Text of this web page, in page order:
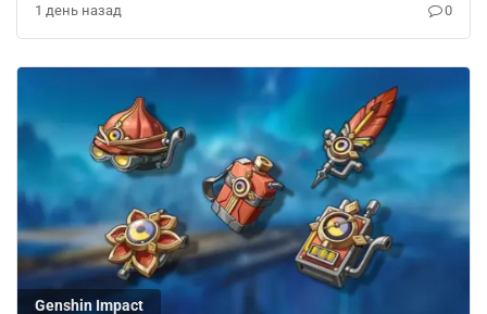
1 день назад 0
Genshin Impact